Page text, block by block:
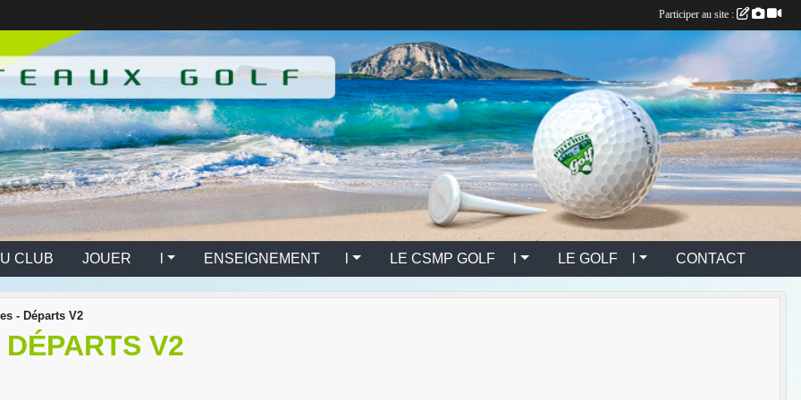
CLUB JOUER l ENSEIGNEMENT l LE CSMP GOLF l LE GOLF l CONTACT
- Départs V2
V2
Participer au site :